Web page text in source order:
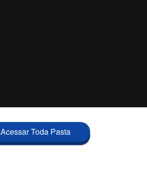
Acessar Toda Pasta